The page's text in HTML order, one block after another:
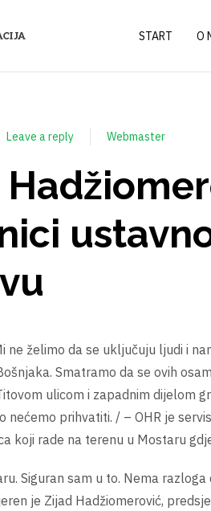
START O
Leave a reply Webmaster
ne želimo da se uključuju ljudi i
Smatramo da se ovih
ulicom i zapadnim dijelom
nećemo prihvatiti. / – OHR je
koji rade na terenu u Mostaru
Siguran sam u to. Nema
je Zijad Hadžiomerović,